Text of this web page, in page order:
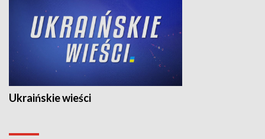
Ukraińskie wieści